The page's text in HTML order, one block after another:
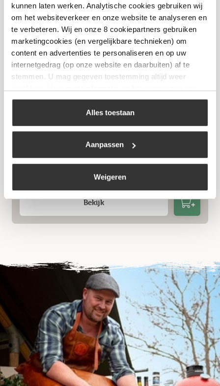
kunnen laten werken. Analytische cookies gebruiken wij
om het websiteverkeer en onze website te analyseren en
te verbeteren. Wij en onze 8 cookiepartners gebruiken
marketingcookies (en vergelijkbare technieken) om
content en advertenties te personaliseren en op uw
internetgedrag (op onze website en daarbuiten) af te
stemmen. U mag gegeven toestemming altijd weer
uw keuze op onze website verwijzen wij u naar ons
Alles toestaan
Aanpassen
Weigeren
Bekijk